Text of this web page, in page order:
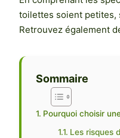
toilettes soient petites,
Retrouvez également
Sommaire
Pourquoi choisir
Les risques